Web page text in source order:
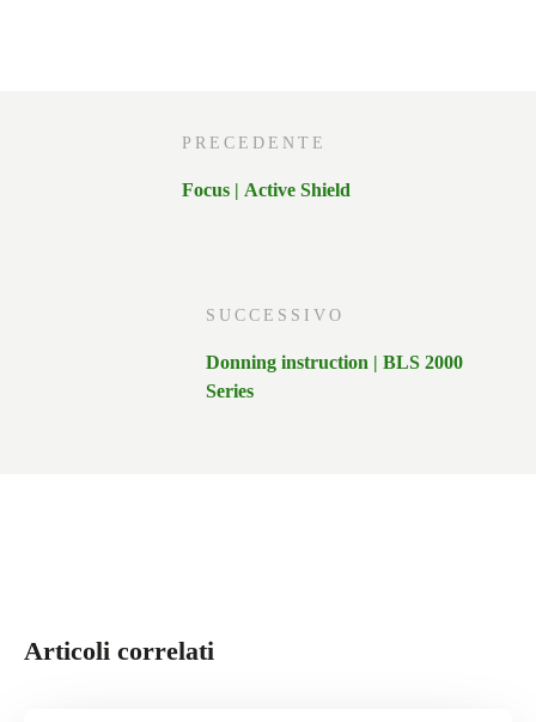
PRECEDENTE
Focus | Active Shield
SUCCESSIVO
Donning instruction | BLS 2000
Series
Articoli correlati